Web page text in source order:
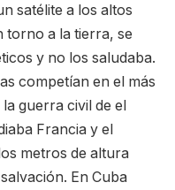
satélite a los altos
torno a la tierra, se
y no los saludaba.
competían en el más
guerra civil de el
Francia y el
metros de altura
En Cuba